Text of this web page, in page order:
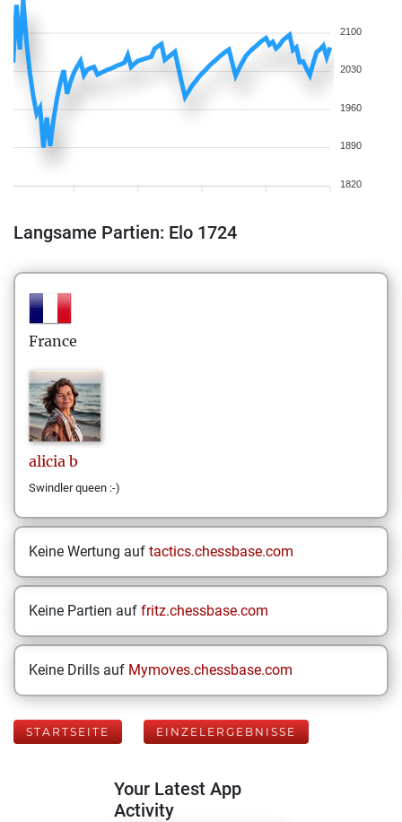
2100
2030
1960
1890
1820
Langsame Partien: Elo 1724
France
alicia b
Swindler queen :-)
Keine Wertung auf tactics.chessbase.com
Keine Partien auf fritz.chessbase.com
Keine Drills auf Mymoves.chessbase.com
STARTSEITE EINZELERGEBNISSE
Your Latest App
Activity